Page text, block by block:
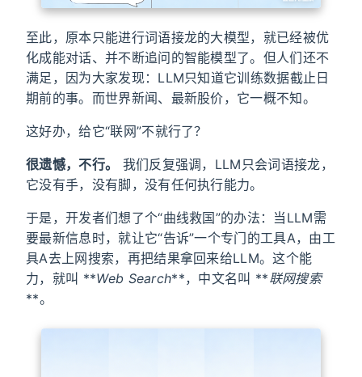
至此，原本只能进行词语接龙的大模型，就已经被优
化成能对话、并不断追问的智能模型了。但人们还不
满足，因为大家发现：LLM只知道它训练数据截止日
期前的事。而世界新闻、最新股价，它一概不知。
这好办，给它“联网”不就行了？
很遗憾，不行。
我们反复强调，LLM只会词语接龙，
它没有手，没有脚，没有任何执行能力。
于是，开发者们想了个“曲线救国”的办法：当LLM需
要最新信息时，就让它“告诉”一个专门的工具A，由工
具A去上网搜索，再把结果拿回来给LLM。这个能
力，就叫 **Web Search**，中文名叫 **联网搜索
**。